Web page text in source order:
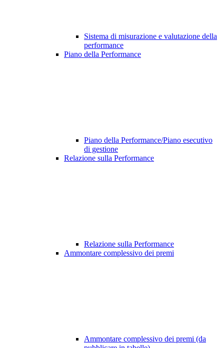
Sistema di misurazione e valutazione della
performance
Piano della Performance
Piano della Performance/Piano esecutivo
di gestione
Relazione sulla Performance
Relazione sulla Performance
Ammontare complessivo dei premi
Ammontare complessivo dei premi (da